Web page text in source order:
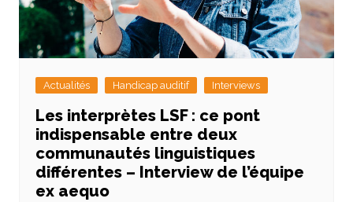
Actualités Handicap auditif Interviews
Les interprètes LSF : ce pont
indispensable entre deux
communautés linguistiques
différentes – Interview de l’équipe
ex aequo